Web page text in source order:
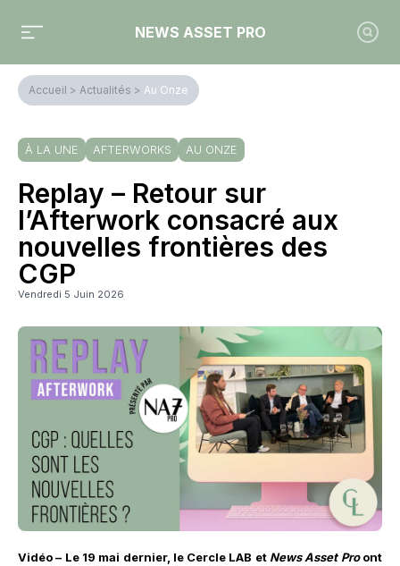
NEWS ASSET PRO
Accueil > Actualités > Au Onze
À LA UNE AFTERWORKS AU ONZE
Replay – Retour sur
l’Afterwork consacré aux
nouvelles frontières des
CGP
Vendredi 5 Juin 2026
Vidéo – Le 19 mai dernier, le Cercle LAB et News Asset Proont